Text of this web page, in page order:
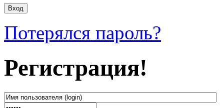
Потерялся пароль?
Регистрация!